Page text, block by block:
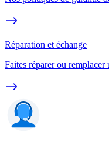
Réparation et échange
Faites réparer ou